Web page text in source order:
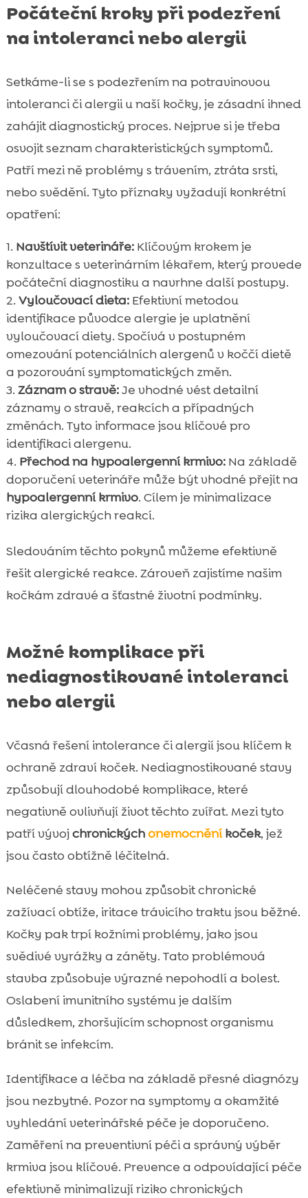
Počáteční kroky při podezření
na intoleranci nebo alergii
Setkáme-li se s podezřením na potravinovou
intoleranci či alergii u naší kočky, je zásadní ihned
zahájit diagnostický proces. Nejprve si je třeba
osvojit seznam charakteristických symptomů.
Patří mezi ně problémy s trávením, ztráta srsti,
nebo svědění. Tyto příznaky vyžadují konkrétní
opatření:
Navštívit veterináře:Klíčovým krokem je
konzultace s veterinárním lékařem, který provede
počáteční diagnostiku a navrhne další postupy.
Vyloučovací dieta:Efektivní metodou
identifikace původce alergie je uplatnění
vyloučovací diety. Spočívá v postupném
omezování potenciálních alergenů v koččí dietě
a pozorování symptomatických změn.
Záznam o stravě:Je vhodné vést detailní
záznamy o stravě, reakcích a případných
změnách. Tyto informace jsou klíčové pro
identifikaci alergenu.
Přechod na hypoalergenní krmivo:Na základě
doporučení veterináře může být vhodné přejít na
hypoalergenní krmivo. Cílem je minimalizace
rizika alergických reakcí.
Sledováním těchto pokynů můžeme efektivně
řešit alergické reakce. Zároveň zajistíme našim
kočkám zdravé a šťastné životní podmínky.
Možné komplikace při
nediagnostikované intoleranci
nebo alergii
Včasná řešení intolerance či alergií jsou klíčem k
ochraně zdraví koček. Nediagnostikované stavy
způsobují dlouhodobé komplikace, které
negativně ovlivňují život těchto zvířat. Mezi tyto
patří vývojchronickýchonemocněníkoček, jež
jsou často obtížně léčitelná.
Neléčené stavy mohou způsobit chronické
zažívací obtíže, iritace trávicího traktu jsou běžné.
Kočky pak trpí kožními problémy, jako jsou
svědivé vyrážky a záněty. Tato problémová
stavba způsobuje výrazné nepohodlí a bolest.
Oslabení imunitního systému je dalším
důsledkem, zhoršujícím schopnost organismu
bránit se infekcím.
Identifikace a léčba na základě přesné diagnózy
jsou nezbytné. Pozor na symptomy a okamžité
vyhledání veterinářské péče je doporučeno.
Zaměření na preventivní péči a správný výběr
krmiva jsou klíčové. Prevence a odpovídající péče
efektivně minimalizují riziko chronických